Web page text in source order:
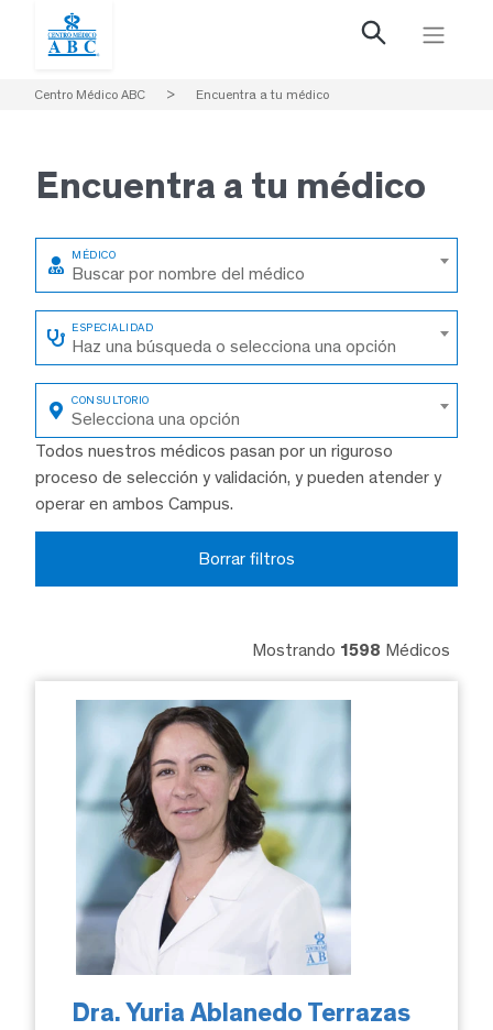
Centro Médico ABC > Encuentra a tu médico
Encuentra a tu médico
Buscar por nombre del médico
Haz una búsqueda o selecciona una opción
Selecciona una opción
Todos nuestros médicos pasan por un riguroso
proceso de selección y validación, y pueden atender y
operar en ambos Campus.
Borrar filtros
Mostrando 1598 Médicos
Dra. Yuria Ablanedo Terrazas